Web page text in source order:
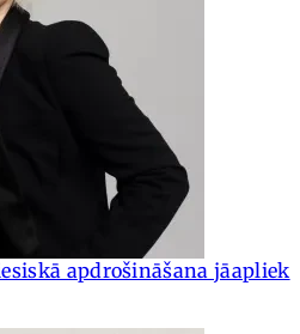
apdrošināšana jāapliek